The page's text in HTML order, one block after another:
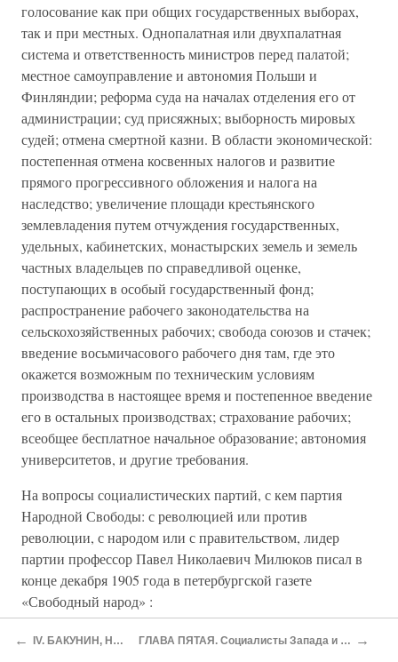
голосование как при общих государственных выборах,
так и при местных. Однопалатная или двухпалатная
система и ответственность министров перед палатой;
местное самоуправление и автономия Польши и
Финляндии; реформа суда на началах отделения его от
администрации; суд присяжных; выборность мировых
судей; отмена смертной казни. В области экономической:
постепенная отмена косвенных налогов и развитие
прямого прогрессивного обложения и налога на
наследство; увеличение площади крестьянского
землевладения путем отчуждения государственных,
удельных, кабинетских, монастырских земель и земель
частных владельцев по справедливой оценке,
поступающих в особый государственный фонд;
распространение рабочего законодательства на
сельскохозяйственных рабочих; свобода союзов и стачек;
введение восьмичасового рабочего дня там, где это
окажется возможным по техническим условиям
производства в настоящее время и постепенное введение
его в остальных производствах; страхование рабочих;
всеобщее бесплатное начальное образование; автономия
университетов, и другие требования.
На вопросы социалистических партий, с кем партия
Народной Свободы: с революцией или против
революции, с народом или с правительством, лидер
партии профессор Павел Николаевич Милюков писал в
конце декабря 1905 года в петербургской газете
«Свободный народ» :
«Да, мы за революцию, поскольку она служит целям
← IV. БАКУНИН, НЕЧАЕВ И ЛЕНИН ГЛАВА ПЯТАЯ. Социалисты Запада и России в первой мировой войне →